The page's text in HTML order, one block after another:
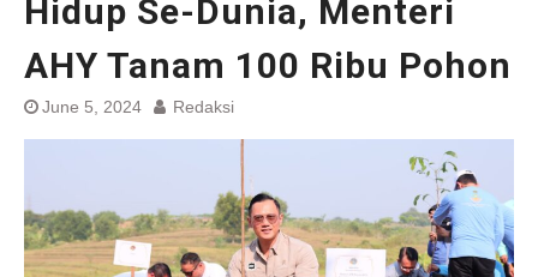
Hidup Se-Dunia, Menteri
AHY Tanam 100 Ribu Pohon
June 5, 2024 Redaksi